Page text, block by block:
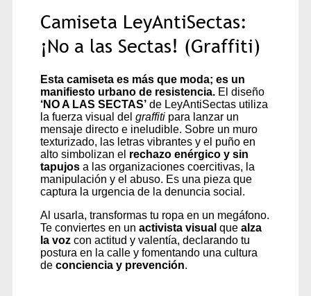
Camiseta LeyAntiSectas:
¡No a las Sectas! (Graffiti)
Esta camiseta es más que moda; es un
manifiesto urbano de resistencia. El diseño
‘NO A LAS SECTAS’ de LeyAntiSectas utiliza
la fuerza visual del graffiti para lanzar un
mensaje directo e ineludible. Sobre un muro
texturizado, las letras vibrantes y el puño en
alto simbolizan el rechazo enérgico y sin
tapujos a las organizaciones coercitivas, la
manipulación y el abuso. Es una pieza que
captura la urgencia de la denuncia social.
Al usarla, transformas tu ropa en un megáfono.
Te conviertes en un activista visual que alza
la voz con actitud y valentía, declarando tu
postura en la calle y fomentando una cultura
de conciencia y prevención.